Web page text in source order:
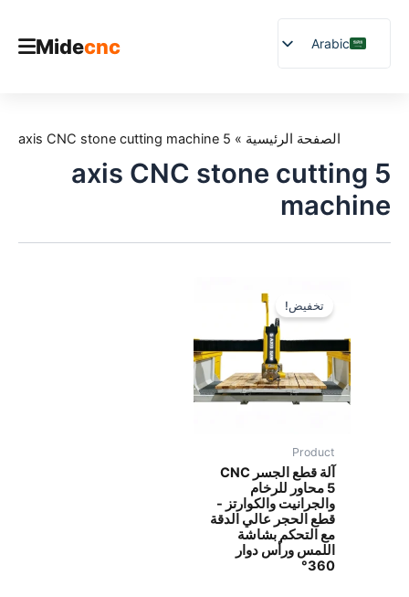
Midecnc
التطبيقات
Arabic
English
Vietnamese
German
French
Uzbek
Polish
Hindi
الصفحة الرئيسية »
5 axis CNC stone cutting machine
5 axis CNC stone cutting
machine
تخفيض!
Product
آلة قطع الجسر CNC
5 محاور للرخام
والجرانيت والكوارتز -
قطع الحجر عالي الدقة
مع التحكم بشاشة
اللمس ورأس دوار
360°